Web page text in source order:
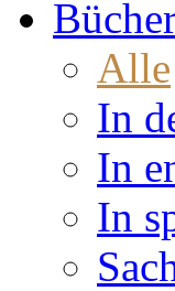
Alle
In
In
In